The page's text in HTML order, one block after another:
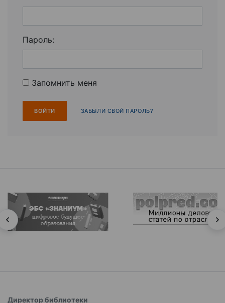
Пароль:
Запомнить меня
ЗАБЫЛИ СВОЙ ПАРОЛЬ?
Директор библиотеки